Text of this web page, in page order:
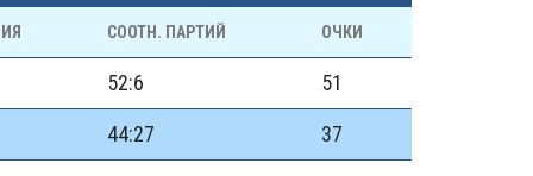
СООТН. ПАРТИЙ ОЧКИ
52:6 51
44:27 37